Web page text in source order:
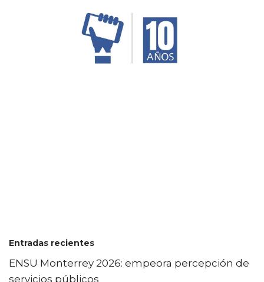
Entradas recientes
ENSU Monterrey 2026: empeora percepción de
servicios públicos